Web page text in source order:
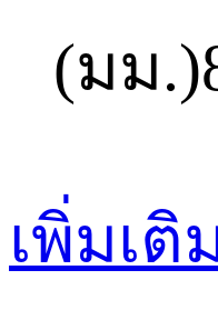
(มม.)
เพิ่มเติ